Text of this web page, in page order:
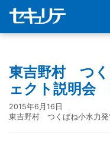
東吉野村 つく
ェクト説明会
2015年6月16日
東吉野村 つくばね小水力発